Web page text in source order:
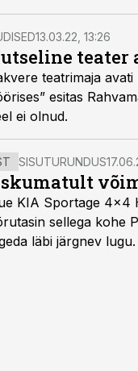
13.03.22, 13:26
teater
teatrimaja
esitas
ei olnud.
SISUTURUNDUS
KIA Sportage 4x4
sellega kohe
läbi järgnev lugu.